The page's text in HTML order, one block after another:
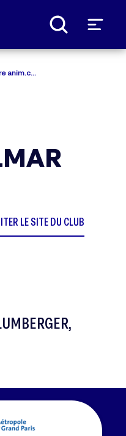
LE SITE DU CLUB